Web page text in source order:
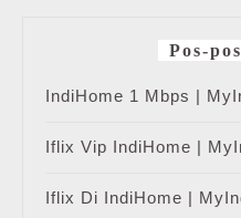
Pos-
IndiHome 1 Mbps |
Iflix Vip IndiHome |
Iflix Di IndiHome |